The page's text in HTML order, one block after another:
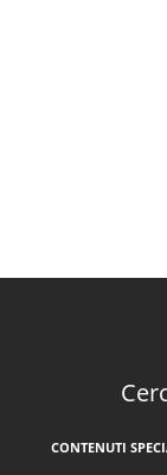
CONTENUTI